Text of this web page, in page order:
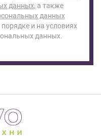
данных, а также
данных
порядке и на условиях
данных.